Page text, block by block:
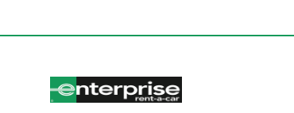
p
r
o